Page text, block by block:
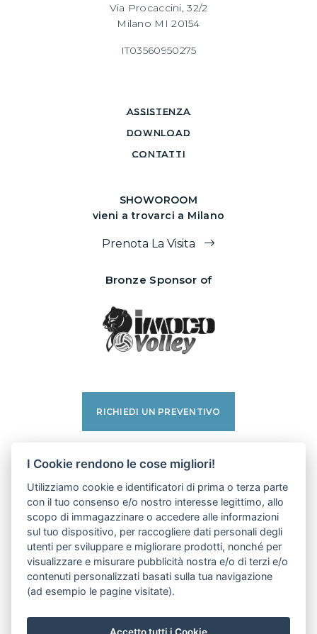
Via Procaccini, 32/2
Milano MI 20154
IT03560950275
assistenza
download
CONTATTI
SHOWOROOM
vieni a trovarci a Milano
Prenota La Visita
Bronze Sponsor of
RICHIEDI UN PREVENTIVO
instagram
linkedin
pinterest
youtube
PRIVACY POLICY
COOKIE POLICY
POWERED BY LINKNESS
I Cookie rendono le cose migliori!
Utilizziamo cookie e identificatori di prima o terza parte
con il tuo consenso e/o nostro interesse legittimo, allo
scopo di immagazzinare o accedere alle informazioni
sul tuo dispositivo, per raccogliere dati personali degli
utenti per sviluppare e migliorare prodotti, nonché per
visualizzare e misurare pubblicità nostra e/o di terzi e/o
contenuti personalizzati basati sulla tua navigazione
(ad esempio le pagine visitate).